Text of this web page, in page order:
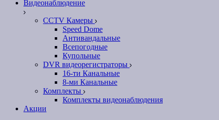
Видеонаблюдение
CCTV Камеры
Speed Dome
Антивандальные
Всепогодные
Купольные
DVR видеорегистраторы
16-ти Канальные
8-ми Канальные
Комплекты
Комплекты видеонаблюдения
Акции